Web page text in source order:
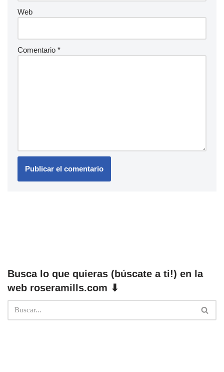
Web
Comentario *
Busca lo que quieras (búscate a ti!) en la
web roseramills.com ⬇